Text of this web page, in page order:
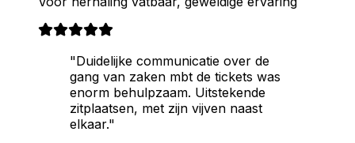
"Duidelijke communicatie over de
gang van zaken mbt de tickets was
enorm behulpzaam. Uitstekende
zitplaatsen, met zijn vijven naast
elkaar."